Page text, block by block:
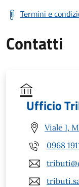
Termini e
Contatti
Ufficio
Viale I,
0968